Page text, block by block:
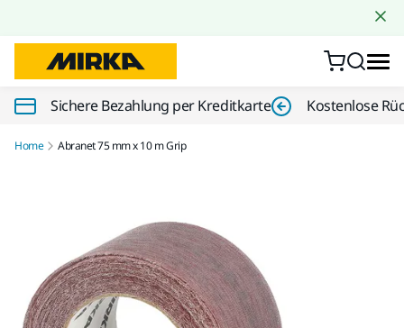
Sichere Bezahlung per Kreditkarte Kostenlose
Home Abranet 75 mm x 10 m Grip